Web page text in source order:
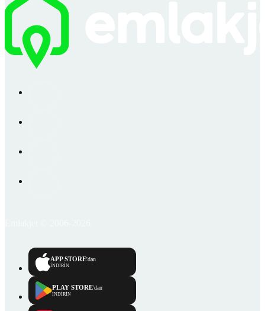
APP STORE'dan
İNDİRİN
PLAY STORE'dan
İNDİRİN